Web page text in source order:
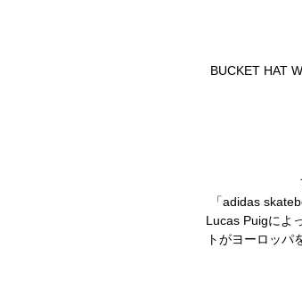
BUCKET HAT
「adidas
Lucas Puigによ
トがヨーロッパ